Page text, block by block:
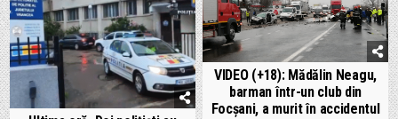
VIDEO (+18): Mădălin Neagu,
barman într-un club din
Focșani, a murit în accidentul